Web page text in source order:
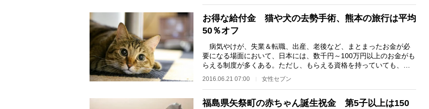
お得な給付金 猫や犬の去勢手術、熊本の旅行は平均
50％オフ
病気やけが、失業＆転職、出産、老後など、まとまったお金が必
要になる場面において、日本には、数千円～100万円以上のお金がも
らえる制度が多くある。ただし、もらえる資格を持っていても、自
ら届け出なくては決…
2016.06.21 07:00 女性セブン
福島県矢祭町の赤ちゃん誕生祝金 第5子以上は150